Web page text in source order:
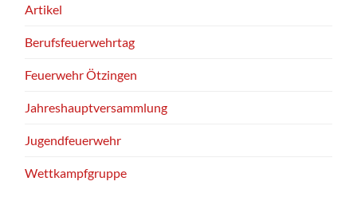
Artikel
Berufsfeuerwehrtag
Feuerwehr Ötzingen
Jahreshauptversammlung
Jugendfeuerwehr
Wettkampfgruppe